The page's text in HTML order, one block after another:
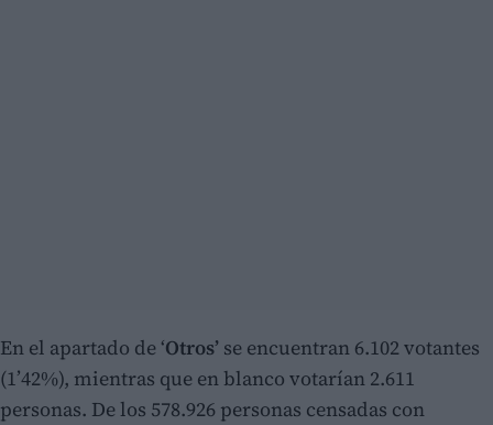
En el apartado de ‘Otros’ se encuentran 6.102 votantes
(1’42%), mientras que en blanco votarían 2.611
personas. De los 578.926 personas censadas con